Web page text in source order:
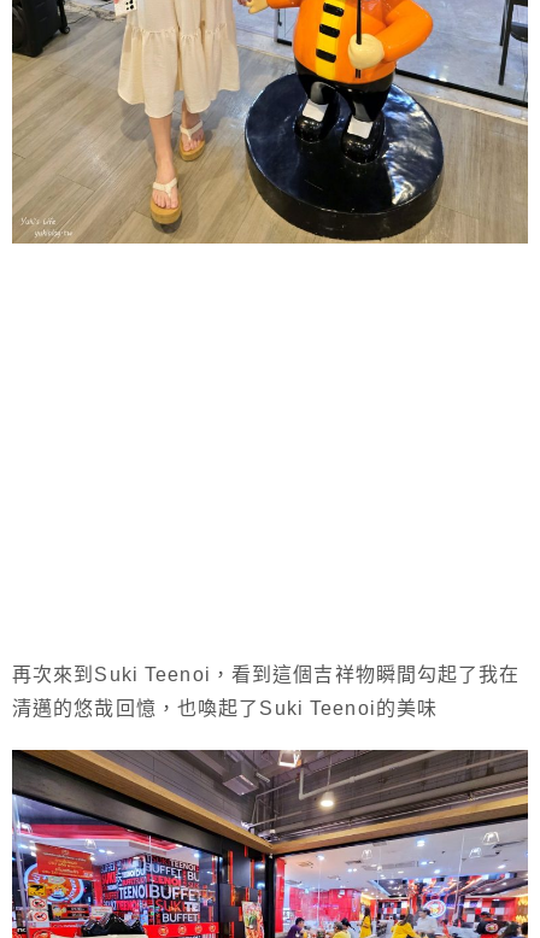
再次來到Suki Teenoi，看到這個吉祥物瞬間勾起了我在
清邁的悠哉回憶，也喚起了Suki Teenoi的美味